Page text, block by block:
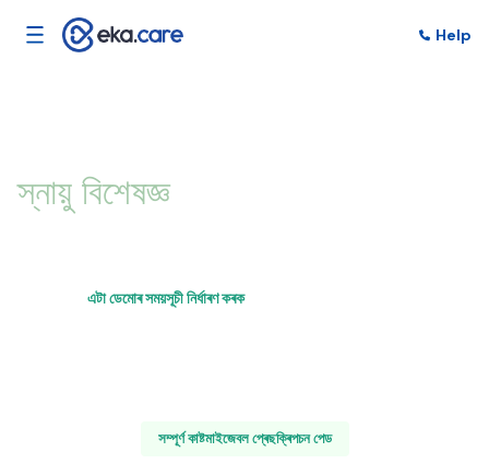
Help
স্নায়ু বিশেষজ্ঞ
এটা ডেমোৰ সময়সূচী নিৰ্ধাৰণ কৰক
সম্পূৰ্ণ কাষ্টমাইজেবল প্ৰেছক্ৰিপচন পেড